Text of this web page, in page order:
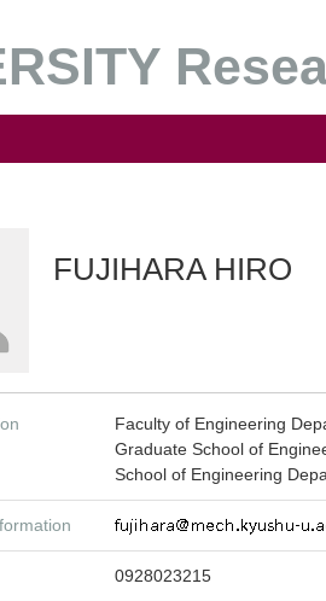
FUJIHARA HIRO
Faculty of Engineering
Graduate School of
School of Engineering
0928023215